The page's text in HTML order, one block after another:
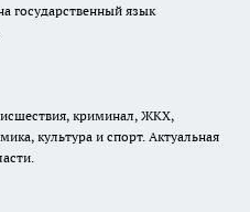
государственный язык
криминал, ЖКХ,
культура и спорт. Актуальная